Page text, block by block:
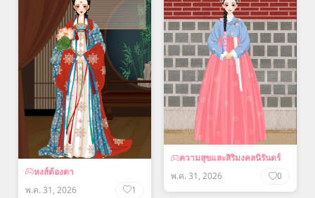
หงส์ต้องตา
พ.ค. 31, 2026
1
ความสุขและสิริมงคลนิรันดร์
พ.ค. 31, 2026
0